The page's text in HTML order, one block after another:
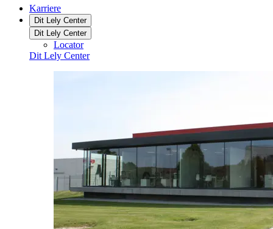
Karriere
Dit Lely Center
Dit Lely Center
Locator
Dit Lely Center